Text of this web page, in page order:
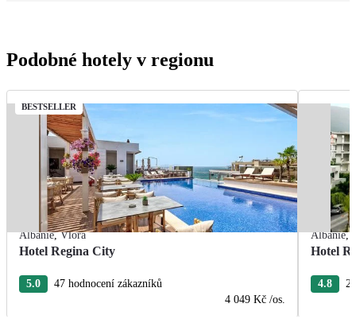
Podobné hotely v regionu
BESTSELLER
Albánie,Vlora
Hotel Regina City
5.0
47 hodnocení zákazníků
4 049 Kč /os.
Albánie,
Hotel
4.8